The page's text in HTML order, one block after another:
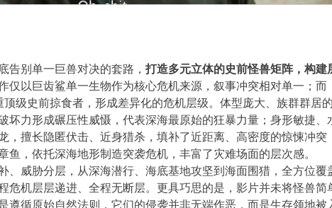
告别单一巨兽对决的套路， 打造多元立体的史前怪兽矩阵，构建
仅以巨齿鲨单一生物作为核心危机来源，叙事冲突相对单一；而
顶级史前掠食者，形成差异化的危机层级。体型庞大、族群群居
坏力形成碾压性威慑，代表深海最原始的狂暴力量；身形敏捷、
，擅长隐匿伏击、近身猎杀，填补了近距离、高密度的惊悚冲突
鱼，依托深海地形制造突袭危机，丰富了灾难场面的层次感。
、威胁分层，从深海潜行、海底基地攻坚到海面围猎，全方位覆
危机层层递进、全程无断层。更具巧思的是，影片并未将怪兽简
遵循原始自然法则，它们的侵袭并非无端作恶，而是生存领地被